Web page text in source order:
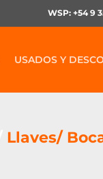
WSP: +54 9
USADOS Y
Llaves/